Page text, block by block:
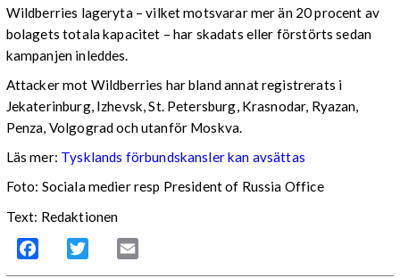
Wildberries lageryta – vilket motsvarar mer än 20 procent av
bolagets totala kapacitet – har skadats eller förstörts sedan
kampanjen inleddes.
Attacker mot Wildberries har bland annat registrerats i
Jekaterinburg, Izhevsk, St. Petersburg, Krasnodar, Ryazan,
Penza, Volgograd och utanför Moskva.
Läs mer: Tysklands förbundskansler kan avsättas
Foto: Sociala medier resp President of Russia Office
Text: Redaktionen
Facebook Twitter